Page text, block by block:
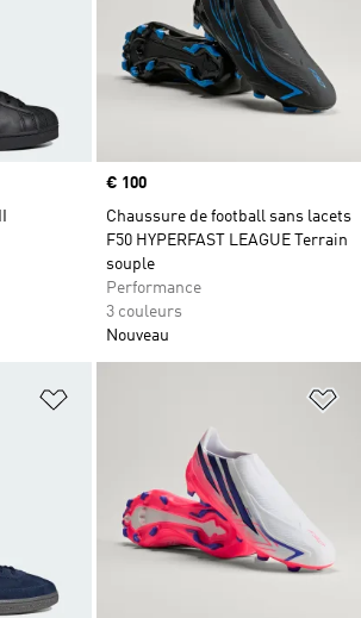
Prix
€ 100
Chaussure de football sans lacets
F50 HYPERFAST LEAGUE Terrain
souple
Performance
3 couleurs
Nouveau
Ajouter à la Liste de produits